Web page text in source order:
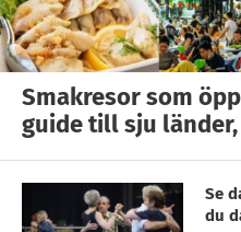
Smakresor som
guide till sju
Se
du